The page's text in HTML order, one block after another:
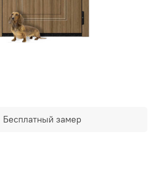
Бесплатный замер